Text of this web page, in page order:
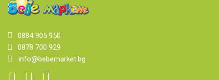
0884 905 950
0878 700 929
info@bebemarket.bg